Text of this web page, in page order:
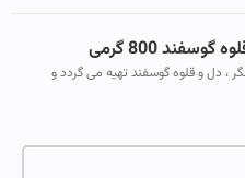
800 گرمی
، دل و قلوه گوسفند تهیه می گردد و